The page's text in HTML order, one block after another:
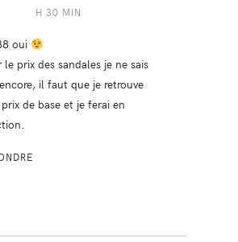
H 30 MIN
oui
le prix des sandales je ne sais
il faut que je retrouve
de base et je ferai en